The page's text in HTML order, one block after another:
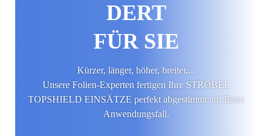
DERT
FÜR SIE
Kürzer, länger, höher, breiter,...
Unsere Folien-Experten fertigen Ihre STRÖBEL
TOPSHIELD EINSÄTZE perfekt abgestimmt auf Ihren
Anwendungsfall.